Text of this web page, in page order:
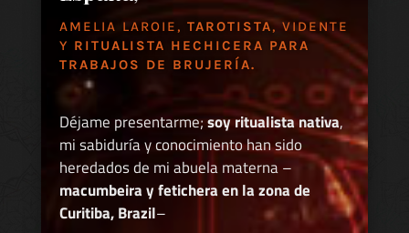
AMELIA LAROIE, TAROTISTA, VIDENTE
Y RITUALISTA HECHICERA PARA
TRABAJOS DE BRUJERÍA.
Déjame presentarme;soy ritualista nativa,
mi sabiduría y conocimiento han sido
heredados de mi abuela materna –
macumbeira y fetichera en la zona de
Curitiba, Brazil–